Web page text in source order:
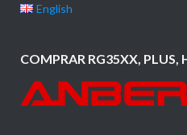
English
COMPRAR RG35XX, PLUS,